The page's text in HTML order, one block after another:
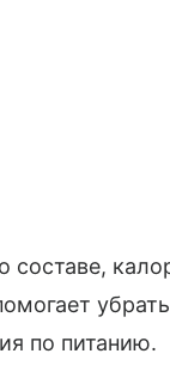
по питанию.